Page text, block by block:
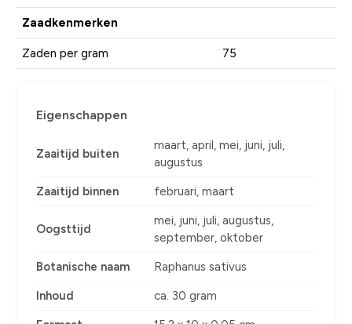
Zaadkenmerken
Zaden per gram 75
Eigenschappen
Zaaitijd buiten
maart, april, mei, juni, juli,
augustus
Zaaitijd binnen februari, maart
Oogsttijd
mei, juni, juli, augustus,
september, oktober
Botanische naam Raphanus sativus
Inhoud ca. 30 gram